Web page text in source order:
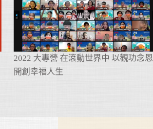
2022 大專營 在滾動世界中 以觀功念恩
開創幸福人生